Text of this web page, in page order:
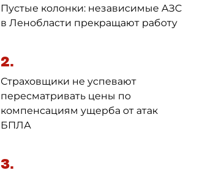
Пустые колонки: независимые АЗС
в Ленобласти прекращают работу
2.
Страховщики не успевают
пересматривать цены по
компенсациям ущерба от атак
БПЛА
3.